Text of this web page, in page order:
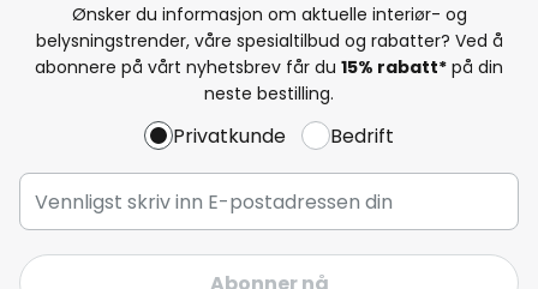
Ønsker du informasjon om aktuelle interiør- og
belysningstrender, våre spesialtilbud og rabatter? Ved å
abonnere på vårt nyhetsbrev får du 15% rabatt* på din
neste bestilling.
Privatkunde Bedrift
Abonner nå